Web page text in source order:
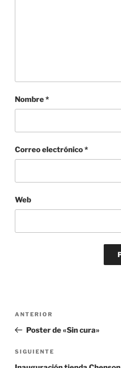
Nombre*
Correo electrónico*
Web
entradas
Entrada
anterior:
ANTERIOR
Poster de «Sin cura»
Siguiente
entrada
SIGUIENTE